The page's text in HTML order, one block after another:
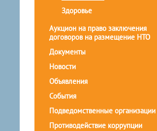
Здоровье
Аукцион на право заключения
договоров на размещение НТО
Документы
Новости
Объявления
События
Подведомственные организации
Противодействие коррупции